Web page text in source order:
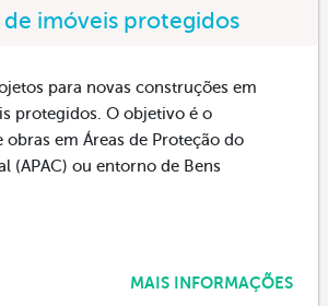
imóveis protegidos
para novas construções em
protegidos. O objetivo é o
em Áreas de Proteção do
(APAC) ou entorno de Bens
MAIS INFORMAÇÕES